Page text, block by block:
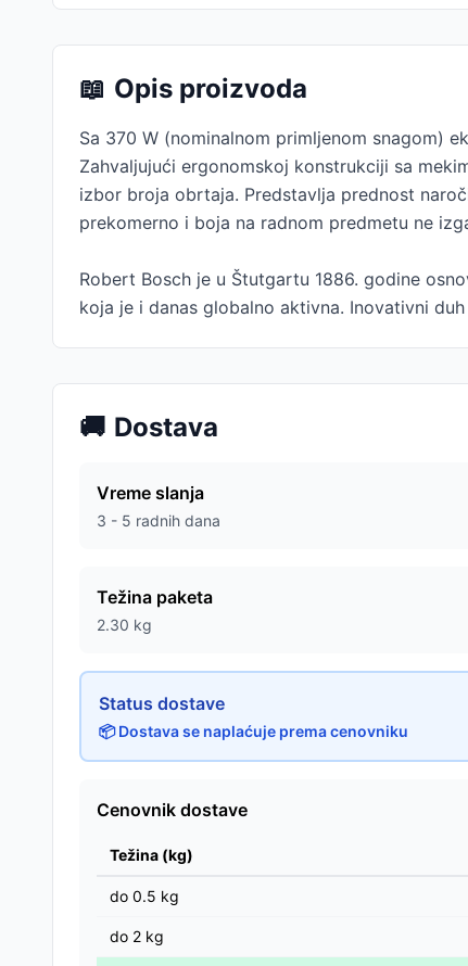
📖 Opis proizvoda
Sa 370 W (nominalnom primljenom snagom)
Zahvaljujući ergonomskoj konstrukciji sa
izbor broja obrtaja. Predstavlja prednost
prekomerno i boja na radnom predmetu ne
Robert Bosch je u Štutgartu 1886. godine
koja je i danas globalno aktivna. Inovativni
🚚 Dostava
Vreme slanja
3 - 5 radnih dana
Težina paketa
2.30 kg
Status dostave
📦 Dostava se naplaćuje prema cenovniku
Cenovnik dostave
Težina (kg)
do 0.5 kg
do 2 kg